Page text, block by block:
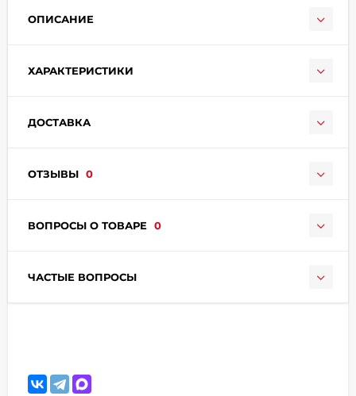
ОПИСАНИЕ
ХАРАКТЕРИСТИКИ
ДОСТАВКА
ОТЗЫВЫ 0
ВОПРОСЫ О ТОВАРЕ 0
ЧАСТЫЕ ВОПРОСЫ